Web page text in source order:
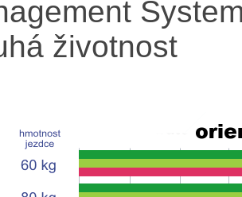
životnost